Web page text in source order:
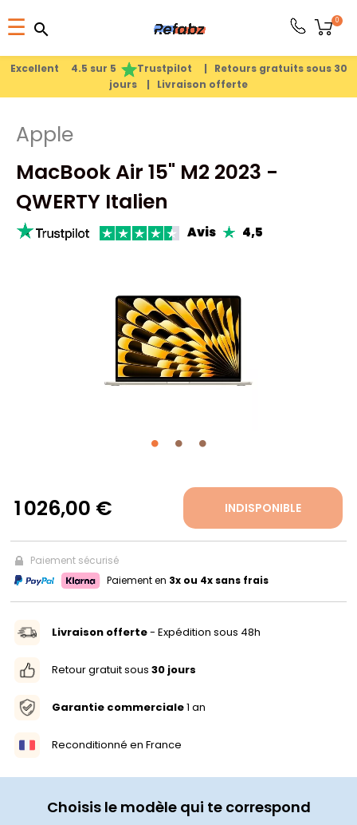
Excellent 4.5 sur 5 Trustpilot | Retours gratuits sous 30
jours | Livraison offerte
Basculer
la
navigation
☰ search
0
search
1 026,00 € INDISPONIBLE
Paiement sécurisé
Paiement en 3x ou 4x sans frais
Livraison offerte- Expédition sous 48h
Retour gratuit sous 30 jours
Garantie commerciale1 an
Reconditionné en France
Choisis le modèle qui te correspond
Apple
MacBook Air 15" M2 2023 -
QWERTY Italien
Avis 4,5
search
PRODUITS
APPLE
PIÈCES
DÉTACHÉES
FR